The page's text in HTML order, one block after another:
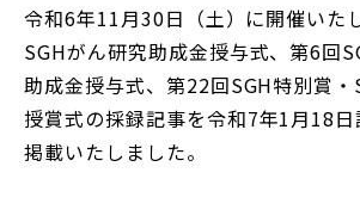
サイトマップ
お問い合わせはこ
令和6年11月30日（土）に開催いた
SGHがん研究助成金授与式、第6回
助成金授与式、第22回SGH特別賞
授賞式の採録記事を令和7年1月18
掲載いたしました。